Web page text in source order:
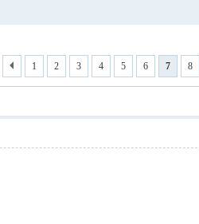
1 2 3 4 5 6 7 8